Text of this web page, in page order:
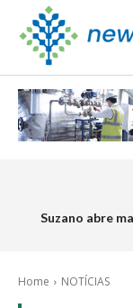
Suzano abre
Inscrições
Home NOTÍCIAS